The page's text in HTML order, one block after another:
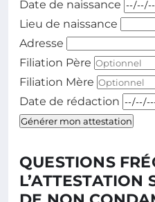
Date de naissance
Lieu de naissance
Adresse
Filiation Père
Filiation Mère
Date de rédaction
Générer mon attestation
QUESTIONS
L’ATTESTATION